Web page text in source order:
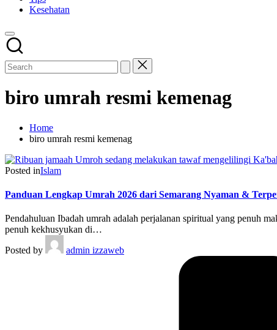
Kesehatan
biro umrah resmi kemenag
Home
biro umrah resmi kemenag
Posted inIslam
Panduan Lengkap Umrah 2026 dari Semarang Nyaman &
Pendahuluan Ibadah umrah adalah perjalanan spiritual yang penuh
penuh kekhusyukan di…
Posted by
admin izzaweb